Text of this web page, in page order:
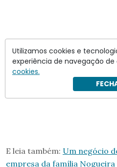
E leia também: Um negócio
empresa da família
Utilizamos cookies e
experiência de navegação
cookies.